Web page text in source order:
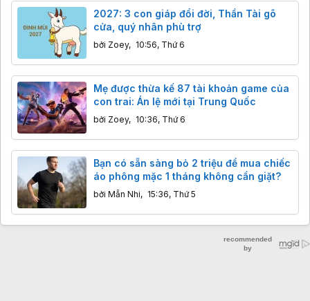
2027: 3 con giáp đổi đời, Thần Tài gõ
cửa, quý nhân phù trợ
bởi Zoey, 10:56, Thứ 6
Mẹ được thừa kế 87 tài khoản game của
con trai: Án lệ mới tại Trung Quốc
bởi Zoey, 10:36, Thứ 6
Bạn có sẵn sàng bỏ 2 triệu để mua chiếc
áo phông mặc 1 tháng không cần giặt?
bởi Mẫn Nhi, 15:36, Thứ 5